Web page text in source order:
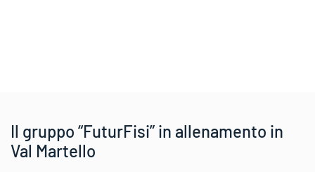
Il gruppo “FuturFisi” in allenamento in
Val Martello